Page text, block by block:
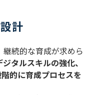
計
続的な育成が求めら
タルスキルの強化、
的に育成プロセスを